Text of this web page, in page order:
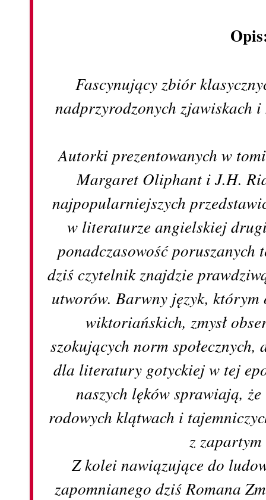
Fascynujący zbiór
nadprzyrodzonych zjawiskach
Autorki prezentowanych w
Margaret Oliphant i J.H.
najpopularniejszych
w literaturze angielskiej
ponadczasowość poruszanych
dziś czytelnik znajdzie
utworów. Barwny język,
wiktoriańskich, zmysł
szokujących norm
dla literatury gotyckiej w tej
naszych lęków sprawiają,
rodowych klątwach i
z
Z kolei nawiązujące do
zapomnianego dziś Romana